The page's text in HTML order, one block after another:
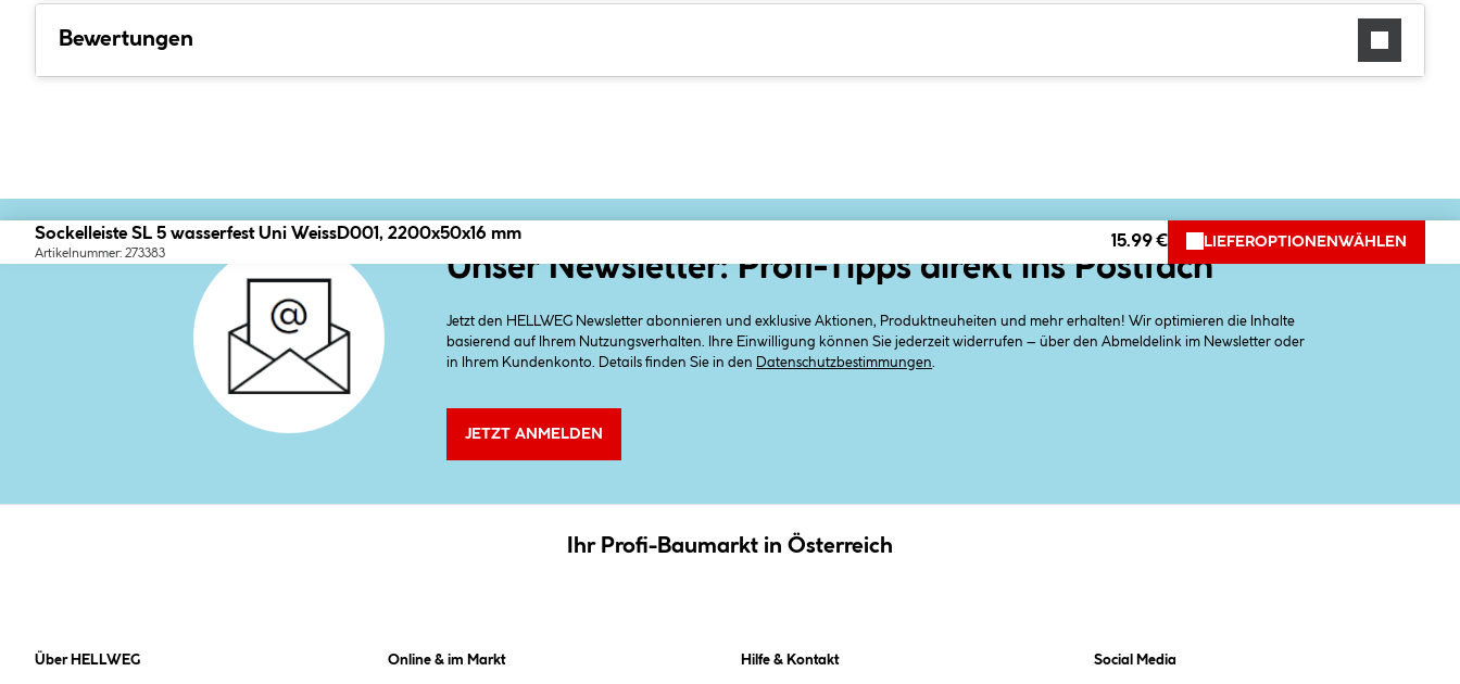
Bewertungen
Sockelleiste SL 5 wasserfest Uni WeissD001, 2200x50x16 mm
Artikelnummer: 273383
15.99 € LIEFEROPTIONEN WÄHLEN
Unser Newsletter: Profi-Tipps direkt ins Postfach
Jetzt den HELLWEG Newsletter abonnieren und exklusive Aktionen, Produktneuheiten und mehr erhalten! Wir optimieren die Inhalte
basierend auf Ihrem Nutzungsverhalten. Ihre Einwilligung können Sie jederzeit widerrufen – über den Abmeldelink im Newsletter oder
in Ihrem Kundenkonto. Details finden Sie in den
Datenschutzbestimmungen
JETZT ANMELDEN
Ihr Profi-Baumarkt in Österreich
Über HELLWEG Online & im Markt Hilfe & Kontakt Social Media